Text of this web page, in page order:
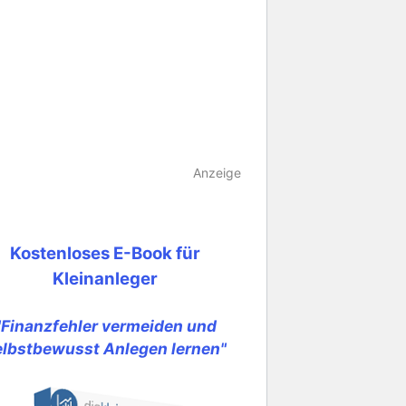
Anzeige
Kostenloses E-Book für
Kleinanleger
vermeiden und
Anlegen lernen"